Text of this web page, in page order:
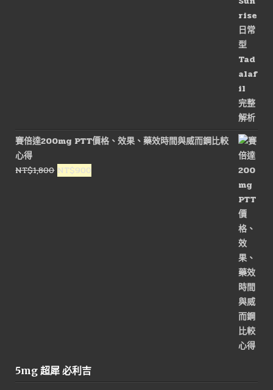
賽倍達200mg PTT價格、效果、藥效時間與威而鋼比較
心得
NT$1,800 原
NT$900
5mg 超犀 必利吉